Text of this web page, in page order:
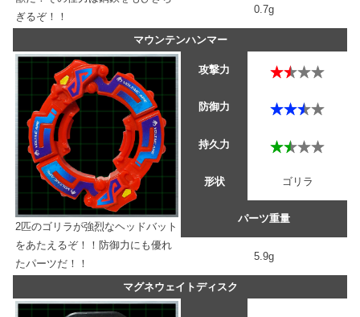
ぎるぞ！！
0.7g
マウンテンハンマー
2匹のゴリラが強烈なヘッドバット
をあたえるぞ！！防御力にも優れ
たパーツだ！！
攻撃力
防御力
持久力
形状 ゴリラ
パーツ重量
5.9g
マグネウェイトディスク